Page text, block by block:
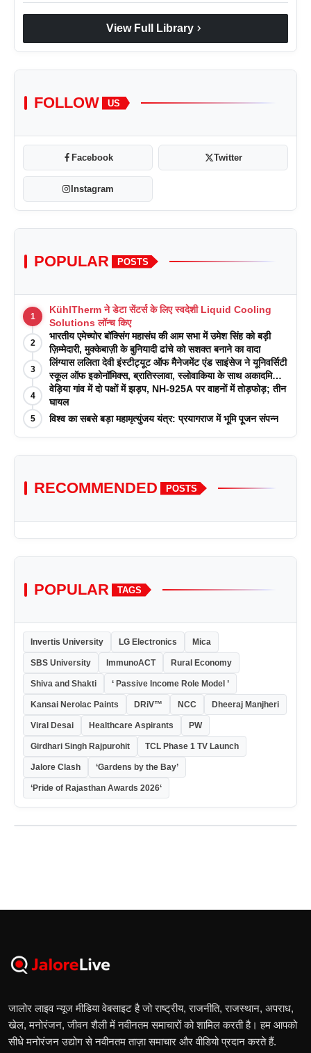
View Full Library chevron_right
FOLLOW US
Facebook Twitter
Instagram
POPULAR POSTS
1
KühlTherm ने डेटा सेंटर्स के लिए स्वदेशी Liquid Cooling
Solutions लॉन्च किए
2
भारतीय एमेच्योर बॉक्सिंग महासंघ की आम सभा में उमेश सिंह को बड़ी
ज़िम्मेदारी, मुक्केबाज़ी के बुनियादी ढांचे को सशक्त बनाने का वादा
3
लिंग्यास ललिता देवी इंस्टीट्यूट ऑफ मैनेजमेंट एंड साइंसेज ने यूनिवर्सिटी
स्कूल ऑफ इकोनॉमिक्स, ब्रातिस्लावा, स्लोवाकिया के साथ अकादमिक
पत्रिकाओं में प्रकाशन रणनीतियों पर एक दिवसीय कार्यशाला का
आयोजन किया
4
वेड़िया गांव में दो पक्षों में झड़प, NH-925A पर वाहनों में तोड़फोड़; तीन
घायल
5 विश्व का सबसे बड़ा महामृत्युंजय यंत्र: प्रयागराज में भूमि पूजन संपन्न
RECOMMENDED POSTS
POPULAR TAGS
Invertis University LG Electronics Mica
SBS University ImmunoACT Rural Economy
Shiva and Shakti ‘ Passive Income Role Model ’
Kansai Nerolac Paints DRiV™ NCC Dheeraj Manjheri
Viral Desai Healthcare Aspirants PW
Girdhari Singh Rajpurohit TCL Phase 1 TV Launch
Jalore Clash ‘Gardens by the Bay’
‘Pride of Rajasthan Awards 2026‘
जालोर लाइव न्यूज मीडिया वेबसाइट है जो राष्ट्रीय, राजनीति, राजस्थान, अपराध,
खेल, मनोरंजन, जीवन शैली में नवीनतम समाचारों को शामिल करती है। हम आपको
सीधे मनोरंजन उद्योग से नवीनतम ताज़ा समाचार और वीडियो प्रदान करते हैं.